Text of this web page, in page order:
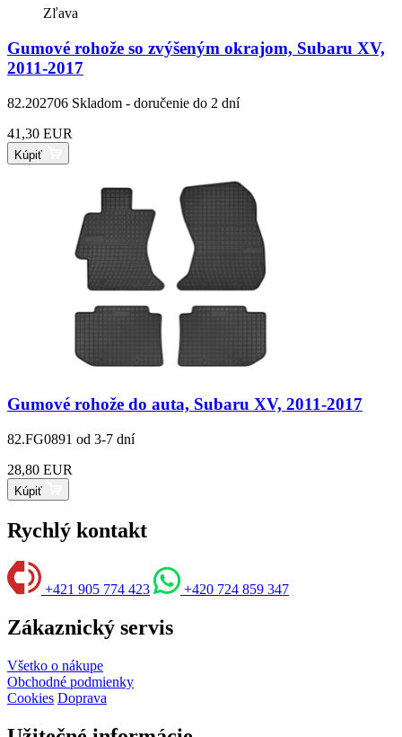
Zľava
Gumové rohože so zvýšeným okrajom, Subaru XV,
2011-2017
82.202706 Skladom - doručenie do 2 dní
41,30 EUR
Kúpiť
Gumové rohože do auta, Subaru XV, 2011-2017
82.FG0891 od 3-7 dní
28,80 EUR
Kúpiť
Rychlý kontakt
+421 905 774 423 +420 724 859 347
Zákaznický servis
Všetko o nákupe
Obchodné podmienky
Cookies Doprava